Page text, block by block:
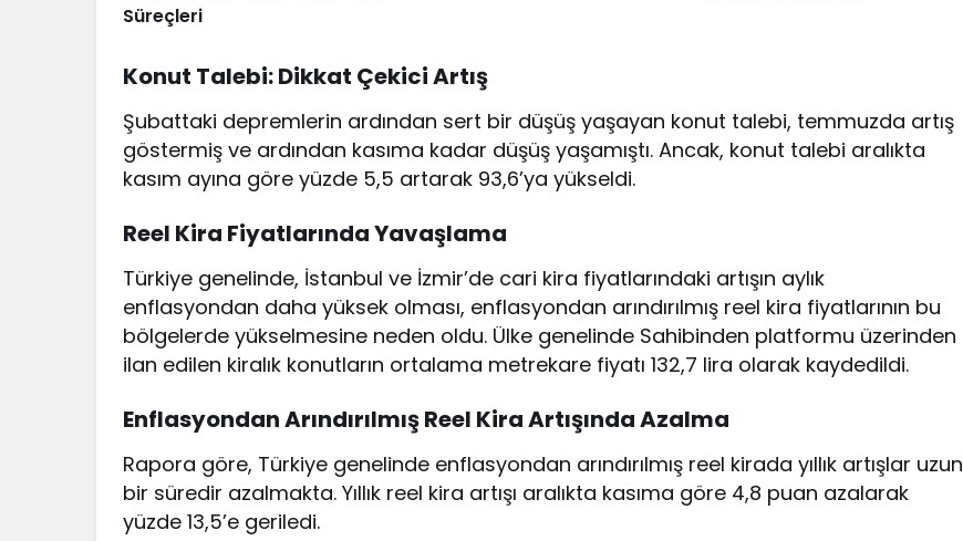
Süreçleri
Konut Talebi: Dikkat Çekici Artış
Şubattaki depremlerin ardından sert bir düşüş yaşayan konut talebi, temmuzda artış
göstermiş ve ardından kasıma kadar düşüş yaşamıştı. Ancak, konut talebi aralıkta
kasım ayına göre yüzde 5,5 artarak 93,6’ya yükseldi.
Reel Kira Fiyatlarında Yavaşlama
Türkiye genelinde, İstanbul ve İzmir’de cari kira fiyatlarındaki artışın aylık
enflasyondan daha yüksek olması, enflasyondan arındırılmış reel kira fiyatlarının bu
bölgelerde yükselmesine neden oldu. Ülke genelinde Sahibinden platformu üzerinden
ilan edilen kiralık konutların ortalama metrekare fiyatı 132,7 lira olarak kaydedildi.
Enflasyondan Arındırılmış Reel Kira Artışında Azalma
Rapora göre, Türkiye genelinde enflasyondan arındırılmış reel kirada yıllık artışlar uzun
bir süredir azalmakta. Yıllık reel kira artışı aralıkta kasıma göre 4,8 puan azalarak
yüzde 13,5’e geriledi.